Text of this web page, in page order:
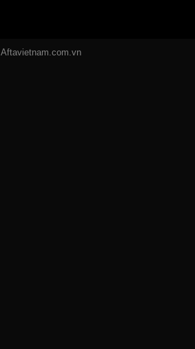
Aftavietnam.com.vn